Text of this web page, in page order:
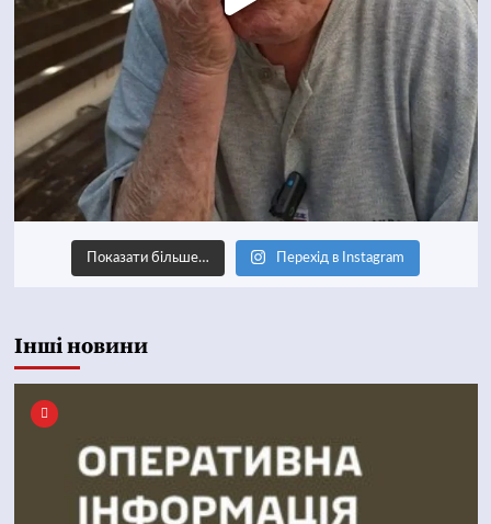
Показати більше… Перехід в Instagram
Інші новини